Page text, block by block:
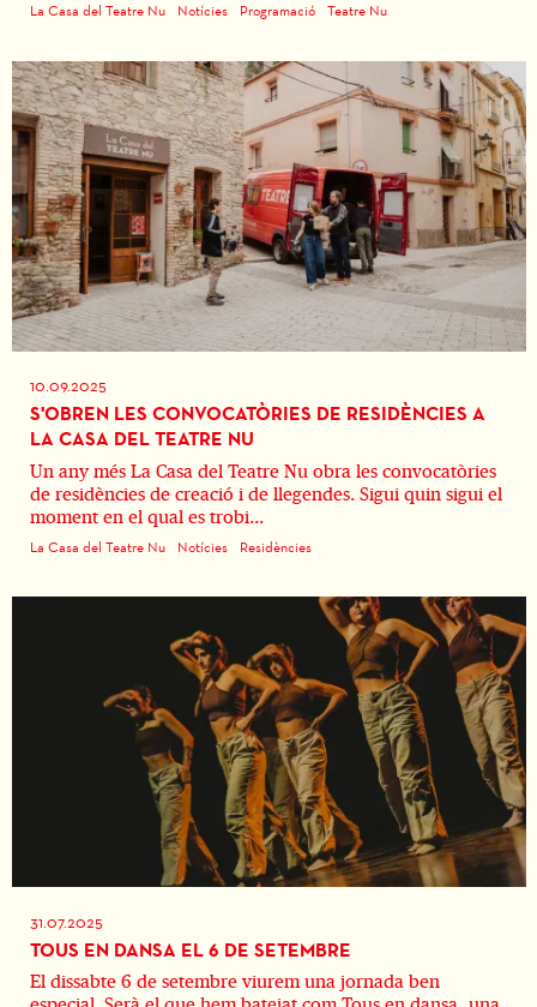
La Casa del Teatre Nu Notícies Programació Teatre Nu
10.09.2025
S'OBREN LES CONVOCATÒRIES DE RESIDÈNCIES A
LA CASA DEL TEATRE NU
Un any més La Casa del Teatre Nu obra les convocatòries
de residències de creació i de llegendes. Sigui quin sigui el
moment en el qual es trobi...
La Casa del Teatre Nu Notícies Residències
31.07.2025
TOUS EN DANSA EL 6 DE SETEMBRE
El dissabte 6 de setembre viurem una jornada ben